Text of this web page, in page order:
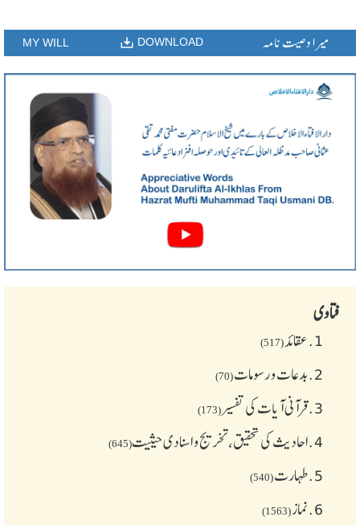
MY WILL DOWNLOAD میرا وصیت نامہ
فتاوی
1. عقائد(517)
2. بدعات و رسومات(70)
3. قرآنی آیات کی تفسیر(173)
4. احادیث کی تحقیق، تخریج و اسنادی حیثیت(645)
5. طهارت(540)
6. نماز(1563)